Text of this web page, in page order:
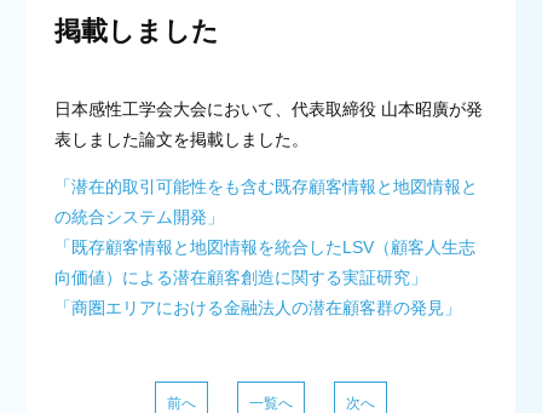
掲載しました
日本感性工学会大会において、代表取締役 山本昭廣が発
表しました論文を掲載しました。
「潜在的取引可能性をも含む既存顧客情報と地図情報と
の統合システム開発」
「既存顧客情報と地図情報を統合したLSV（顧客人生志
向価値）による潜在顧客創造に関する実証研究」
「商圏エリアにおける金融法人の潜在顧客群の発見」
前へ 一覧へ 次へ